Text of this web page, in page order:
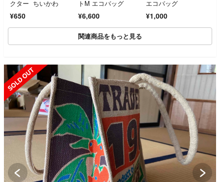
クター ちいかわ
¥650
トM エコバッグ
¥6,600
エコバッグ
¥1,000
関連商品をもっと見る
SOLD OUT